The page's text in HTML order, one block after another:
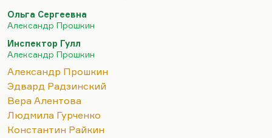
очень люблю Александра Прошкина. Я считаю его
превосходным режиссером. Даже, может, какие-
то его работы, например, «Инспектор Гулл» —
они для меня на грани величия. Я помню, как они
меня пугали в детстве. Действительно пугали по-
настоящему, потому что он мастер создания
атмосферы удивительной. «Ольга Сергеевна» —
это пьеса Радзинского для его тогдашней, как я
Ольга Сергеевна
Александр Прошкин
Инспектор Гулл
Александр Прошкин
Александр Прошкин
Эдвард Радзинский
Вера Алентова
Людмила Гурченко
Константин Райкин